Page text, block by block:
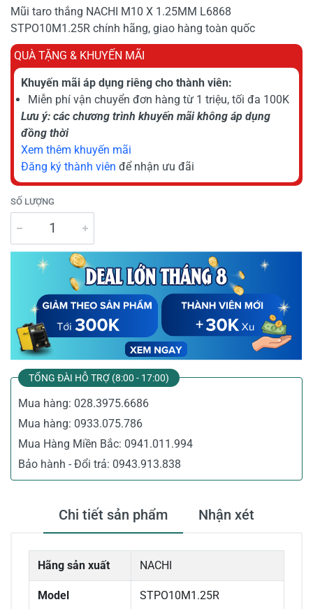
Mũi taro thắng NACHI M10 X 1.25MM L6868
STPO10M1.25R chính hãng, giao hàng toàn quốc
QUÀ TẶNG & KHUYẾN MÃI
Khuyến mãi áp dụng riêng cho thành viên:
Miễn phí vận chuyển đơn hàng từ 1 triệu, tối đa 100K
Lưu ý: các chương trình khuyến mãi không áp dụng
đồng thời
Xem thêm khuyến mãi
Đăng ký thành viên để nhận ưu đãi
SỐ LƯỢNG
TỔNG ĐÀI HỖ TRỢ (8:00 - 17:00)
Mua hàng: 028.3975.6686
Mua hàng: 0933.075.786
Mua Hàng Miền Bắc: 0941.011.994
Bảo hành - Đổi trả: 0943.913.838
Chi tiết sản phẩm Nhận xét
Hãng sản xuất NACHI
Model STPO10M1.25R